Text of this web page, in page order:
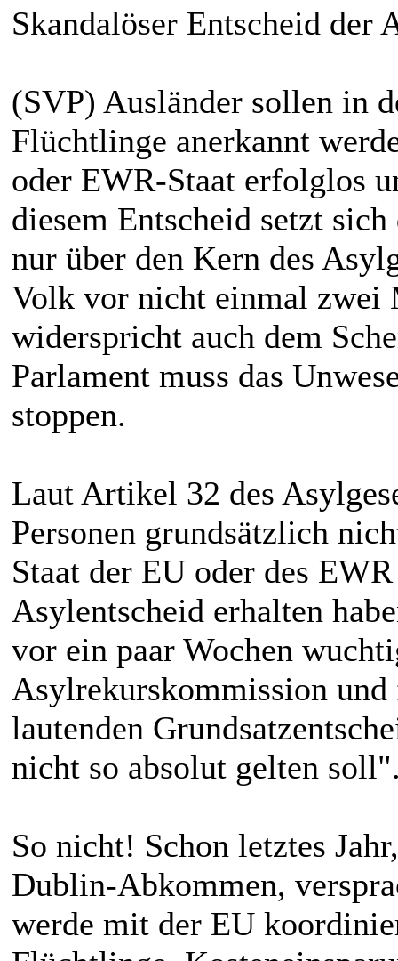
Skandalöser Entscheid der
(SVP) Ausländer sollen in
Flüchtlinge anerkannt
oder EWR-Staat erfolglos
diesem Entscheid setzt
nur über den Kern des
Volk vor nicht einmal zwei
widerspricht auch dem
Parlament muss das
stoppen.
Laut Artikel 32 des
Personen grundsätzlich
Staat der EU oder des
Asylentscheid erhalten
vor ein paar Wochen
Asylrekurskommission
lautenden
nicht so absolut gelten
So nicht! Schon letztes
Dublin-Abkommen,
werde mit der EU